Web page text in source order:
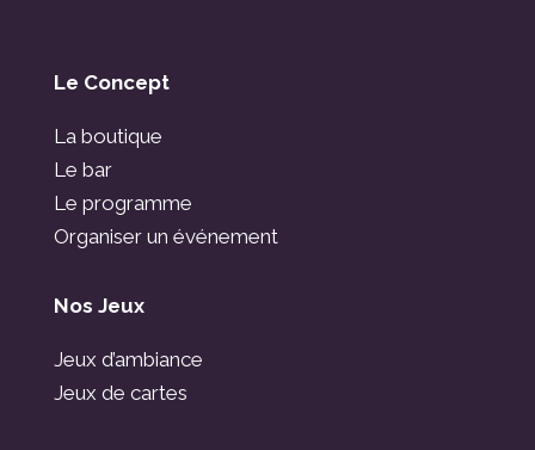
Le Concept
La boutique
Le bar
Le programme
Organiser un événement
Nos Jeux
Jeux d’ambiance
Jeux de cartes